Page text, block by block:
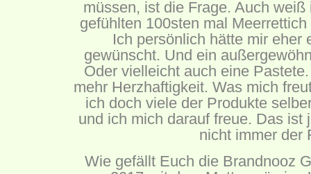
müssen, ist die Frage. Auch
gefühlten 100sten mal
Ich persönlich hätte mir eher
gewünscht. Und ein
Oder vielleicht auch eine
mehr Herzhaftigkeit. Was mich
ich doch viele der Produkte
und ich mich darauf freue. Das ist
nicht immer der
Wie gefällt Euch die Brandnooz